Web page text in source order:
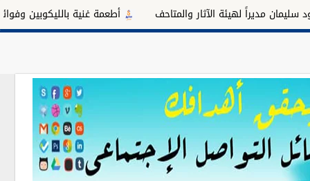
لهيئة الآثار والمتاحف أطعمة غنية بالليكوبين وفوائدها